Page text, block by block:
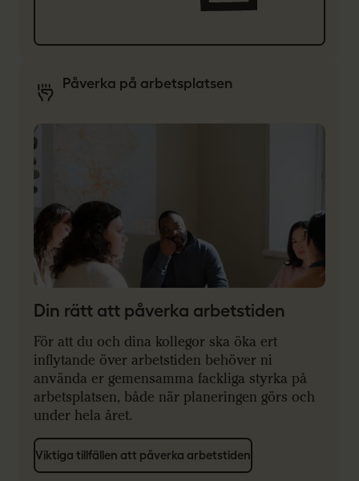
Påverka på arbetsplatsen
Din rätt att påverka arbetstiden
För att du och dina kollegor ska öka ert
inflytande över arbetstiden behöver ni
använda er gemensamma fackliga styrka på
arbetsplatsen, både när planeringen görs och
under hela året.
Viktiga tillfällen att påverka arbetstiden